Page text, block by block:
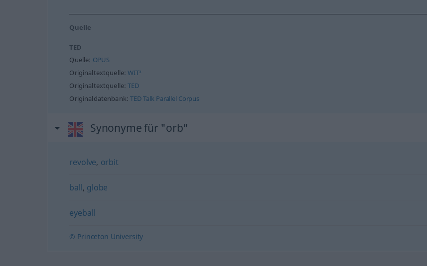
Quelle
TED
Quelle: OPUS
Originaltextquelle:WIT³
Originaltextquelle:TED
Originaldatenbank:TED Talk Parallel Corpus
Synonyme für "orb"
revolve, orbit
ball, globe
eyeball
© Princeton University